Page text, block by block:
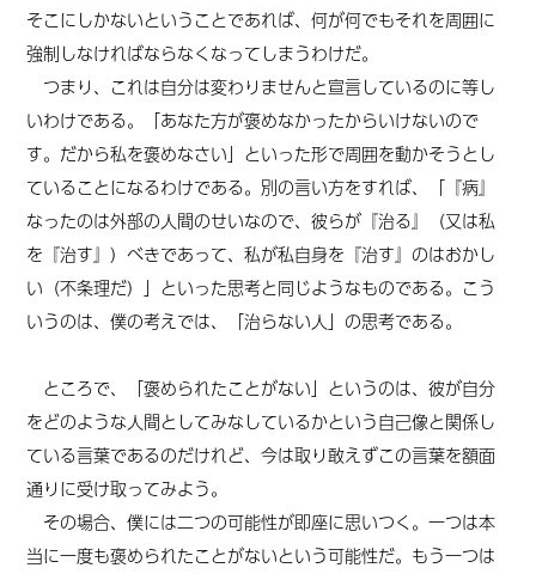
そこにしかないということであれば、何が何でもそれを周囲に
強制しなければならなくなってしまうわけだ。
つまり、これは自分は変わりませんと宣言しているのに等し
いわけである。「あなた方が褒めなかったからいけないので
す。だから私を褒めなさい」といった形で周囲を動かそうとし
ていることになるわけである。別の言い方をすれば、「『病』
なったのは外部の人間のせいなので、彼らが『治る』（又は私
を『治す』）べきであって、私が私自身を『治す』のはおかし
い（不条理だ）」といった思考と同じようなものである。 こう
いうのは、僕の考えでは、 「治らない人」の思考である。
ところで、「褒められたことがない」というのは、彼が自分
をどのような人間としてみなしているかという自己像と関係し
ている言葉であるのだけれど、今は取り敢えずこの言葉を額面
通りに受け取ってみよう。
その場合、僕には二つの可能性が即座に思いつく。一つは本
当に一度も褒められたことがないという可能性だ。もう一つは